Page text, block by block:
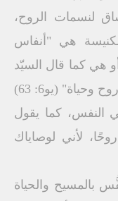
لنسمات الروح،
هي "أنفاس
أو هي كما قال السيّد
له المجد "الكلام الذي أكلّمكم به هو روح وحياة" (يو6: 63)
النفس، كما يقول
لأني لوصاياك
بالمسيح والحياة